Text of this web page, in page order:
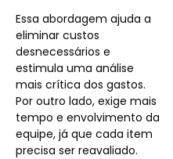
Essa abordagem ajuda a
eliminar custos
desnecessários e
estimula uma análise
mais crítica dos gastos.
Por outro lado, exige mais
tempo e envolvimento da
equipe, já que cada item
precisa ser reavaliado.